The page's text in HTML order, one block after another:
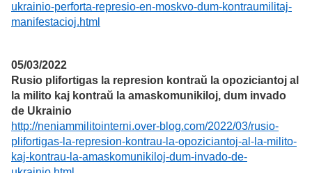
ukrainio-perforta-represio-en-moskvo-dum-kontraumilitaj-
manifestacioj.html
05/03/2022
Rusio plifortigas la represion kontraŭ la opoziciantoj al
la milito kaj kontraŭ la amaskomunikiloj, dum invado
de Ukrainio
http://neniammilitointerni.over-blog.com/2022/03/rusio-
plifortigas-la-represion-kontrau-la-opoziciantoj-al-la-milito-
kaj-kontrau-la-amaskomunikiloj-dum-invado-de-